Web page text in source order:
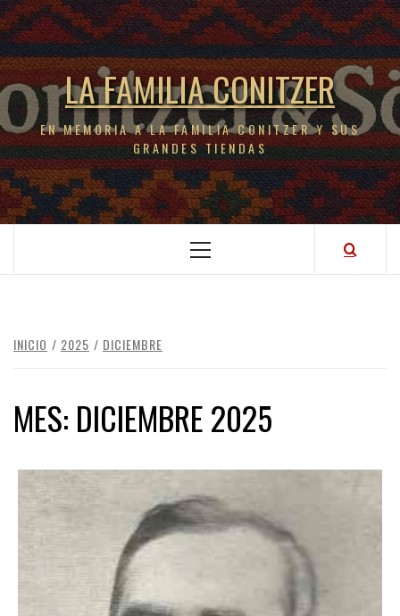
LA FAMILIA CONITZER
EN MEMORIA A LA FAMILIA CONITZER Y SUS
GRANDES TIENDAS
INICIO 2025 DICIEMBRE
MES: DICIEMBRE 2025